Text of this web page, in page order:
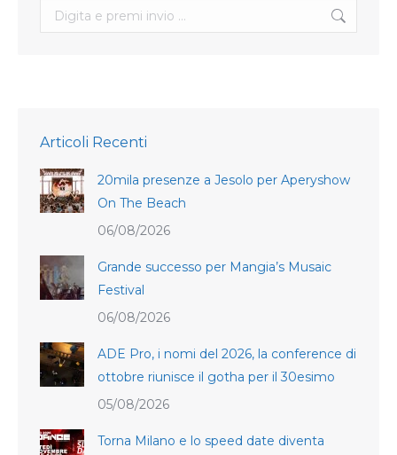
Search:
Articoli Recenti
20mila presenze a Jesolo per Aperyshow
On The Beach
06/08/2026
Grande successo per Mangia’s Musaic
Festival
06/08/2026
ADE Pro, i nomi del 2026, la conference di
ottobre riunisce il gotha per il 30esimo
05/08/2026
Torna Milano e lo speed date diventa